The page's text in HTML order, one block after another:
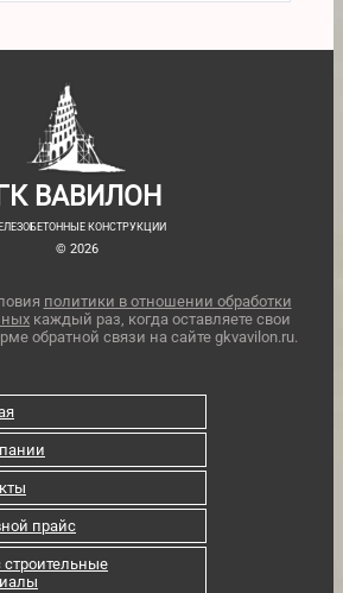
ГК ВАВИЛОН
КОНСТРУКЦИИ
© 2026
политики в отношении обработки
каждый раз, когда оставляете свои
обратной связи на сайте gkvavilon.ru.
прайс
строительные